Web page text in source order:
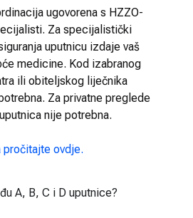
ugovorena s HZZO-
Za specijalistički
uputnicu izdaje vaš
medicine. Kod izabranog
ili obiteljskog liječnika
Za privatne preglede
nije potrebna.
pročitajte ovdje.
A, B, C i D uputnice?